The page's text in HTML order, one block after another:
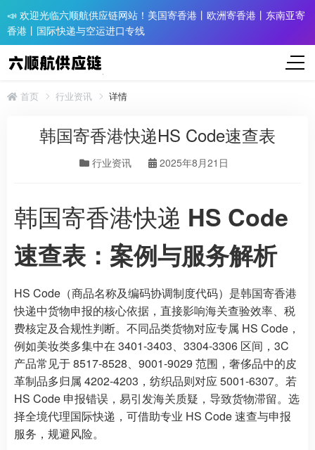
📣 欢迎光临六顺航供应链网站！美国寄香港丨欧洲寄香港丨东南亚寄
香港丨国际快递与空运进口专线
首页 行业资讯 详情
韩国寄香港快递HS Code速查表
行业资讯 2025年8月21日
韩国寄香港快递 HS Code
速查表：案例与服务解析
HS Code（商品名称及编码协调制度代码）是韩国寄香港
快递中货物申报的核心依据，直接影响海关查验效率、税
费核定及合规性判断。不同品类货物对应专属 HS Code，
例如美妆类多集中在 3401-3403、3304-3306 区间，3C
产品常见于 8517-8528、9001-9029 范围，奢侈品中的皮
革制品多归属 4202-4203，纺织品则对应 5001-6307。若
HS Code 申报错误，易引发海关质疑，导致货物滞留。选
择全境代理国际快递，可借助专业 HS Code 速查与申报
服务，规避风险。